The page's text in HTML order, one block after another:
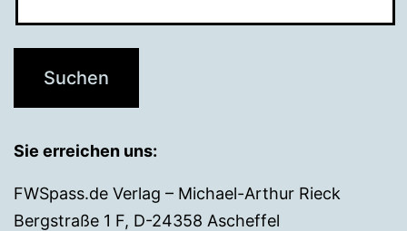
Sie erreichen uns:
FWSpass.de Verlag – Michael-Arthur Rieck
Bergstraße 1 F, D-24358 Ascheffel